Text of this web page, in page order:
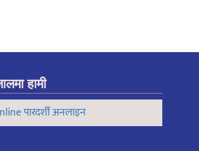
हामी
पारदर्शी अनलाइन